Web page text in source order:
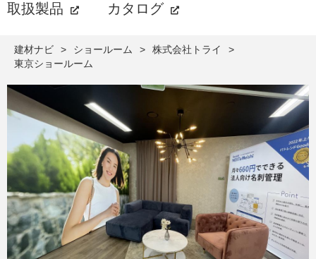
取扱製品 カタログ
建材ナビ ショールーム
株式会社トライ
東京ショールーム